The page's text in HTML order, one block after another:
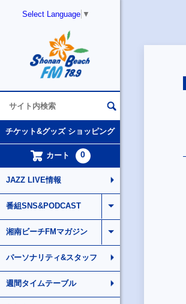
Select Language ▼
チケット&グッズ ショッピング
カート 0
JAZZ LIVE情報
番組SNS&PODCAST
湘南ビーチFMマガジン
パーソナリティ&スタッフ
週間タイムテーブル